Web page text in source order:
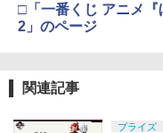
□「一番くじ アニメ
2」のページ
関連記事
プライズ